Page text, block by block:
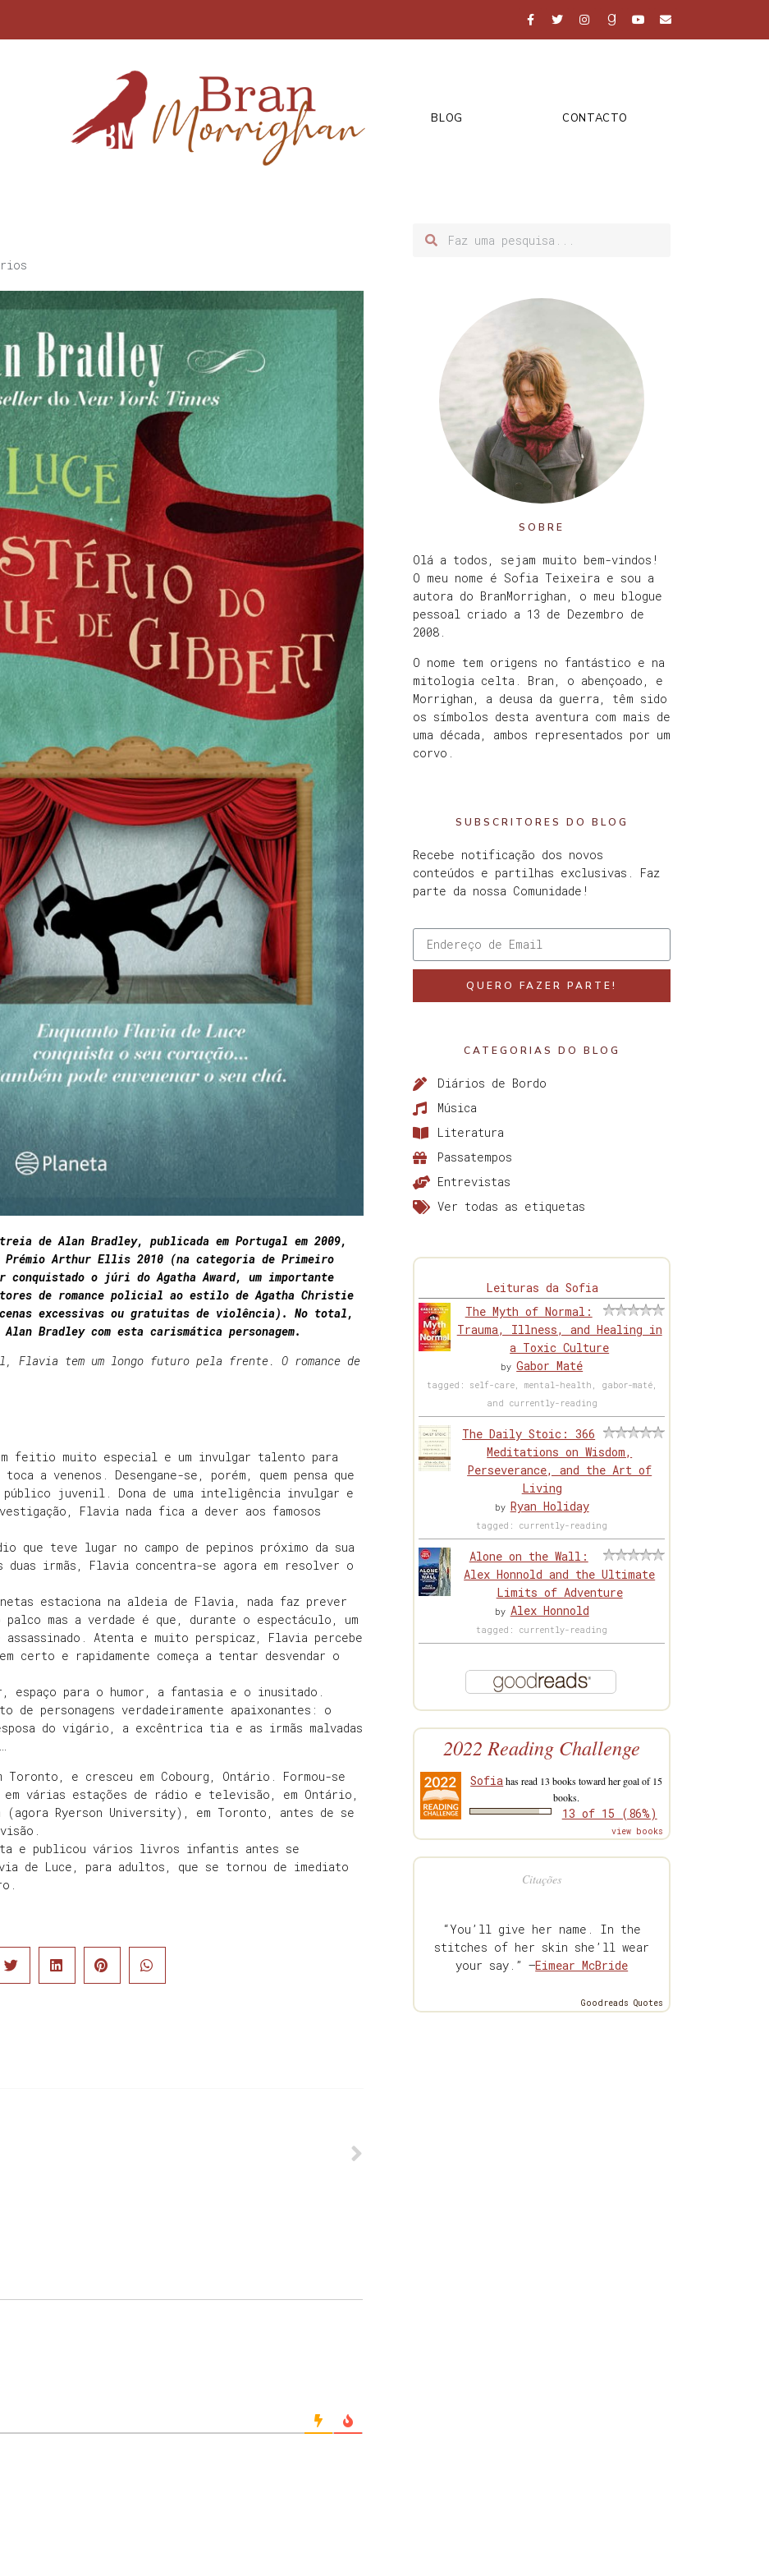
BLOG CONTACTO
de Alan Bradley, publicada em Portugal em 2009,
Prémio Arthur Ellis 2010 (na categoria de Primeiro
conquistado o júri do Agatha Award, um importante
de romance policial ao estilo de Agatha Christie
cenas excessivas ou gratuitas de violência). No total,
Bradley com esta carismática personagem.
tem um longo futuro pela frente. O romance de
feitio muito especial e um invulgar talento para
a venenos. Desengane-se, porém, quem pensa que
público juvenil. Dona de uma inteligência invulgar e
Flavia nada fica a dever aos famosos
que teve lugar no campo de pepinos próximo da sua
irmãs, Flavia concentra-se agora em resolver o
estaciona na aldeia de Flavia, nada faz prever
mas a verdade é que, durante o espectáculo, um
assassinado. Atenta e muito perspicaz, Flavia percebe
certo e rapidamente começa a tentar desvendar o
para o humor, a fantasia e o inusitado.
de personagens verdadeiramente apaixonantes: o
do vigário, a excêntrica tia e as irmãs malvadas
Toronto, e cresceu em Cobourg, Ontário. Formou-se
várias estações de rádio e televisão, em Ontário,
Ryerson University), em Toronto, antes de se
e publicou vários livros infantis antes se
de Luce, para adultos, que se tornou de imediato
SOBRE
Olá a todos, sejam muito bem-vindos!
O meu nome é Sofia Teixeira e sou a
autora do BranMorrighan, o meu blogue
pessoal criado a 13 de Dezembro de
2008.
O nome tem origens no fantástico e na
mitologia celta. Bran, o abençoado, e
Morrighan, a deusa da guerra, têm sido
os símbolos desta aventura com mais de
uma década, ambos representados por um
corvo.
SUBSCRITORES DO BLOG
Recebe notificação dos novos
conteúdos e partilhas exclusivas. Faz
parte da nossa Comunidade!
QUERO FAZER PARTE!
CATEGORIAS DO BLOG
Diários de Bordo
Música
Literatura
Passatempos
Entrevistas
Ver todas as etiquetas
Leituras da Sofia
The Myth of Normal:
Trauma, Illness, and Healing in
a Toxic Culture
byGabor Maté
tagged: self-care, mental-health, gabor-maté,
and currently-reading
The Daily Stoic: 366
Meditations on Wisdom,
Perseverance, and the Art of
Living
by Ryan Holiday
tagged: currently-reading
Alone on the Wall:
Alex Honnold and the Ultimate
Limits of Adventure
by Alex Honnold
tagged: currently-reading
2022 Reading Challenge
Sofiahas read 13 books toward her goal of 15
books.
13 of 15 (86%)
view books
Citações
“You’ll give her name. In the
stitches of her skin she’ll wear
your say.” —Eimear McBride
Goodreads Quotes